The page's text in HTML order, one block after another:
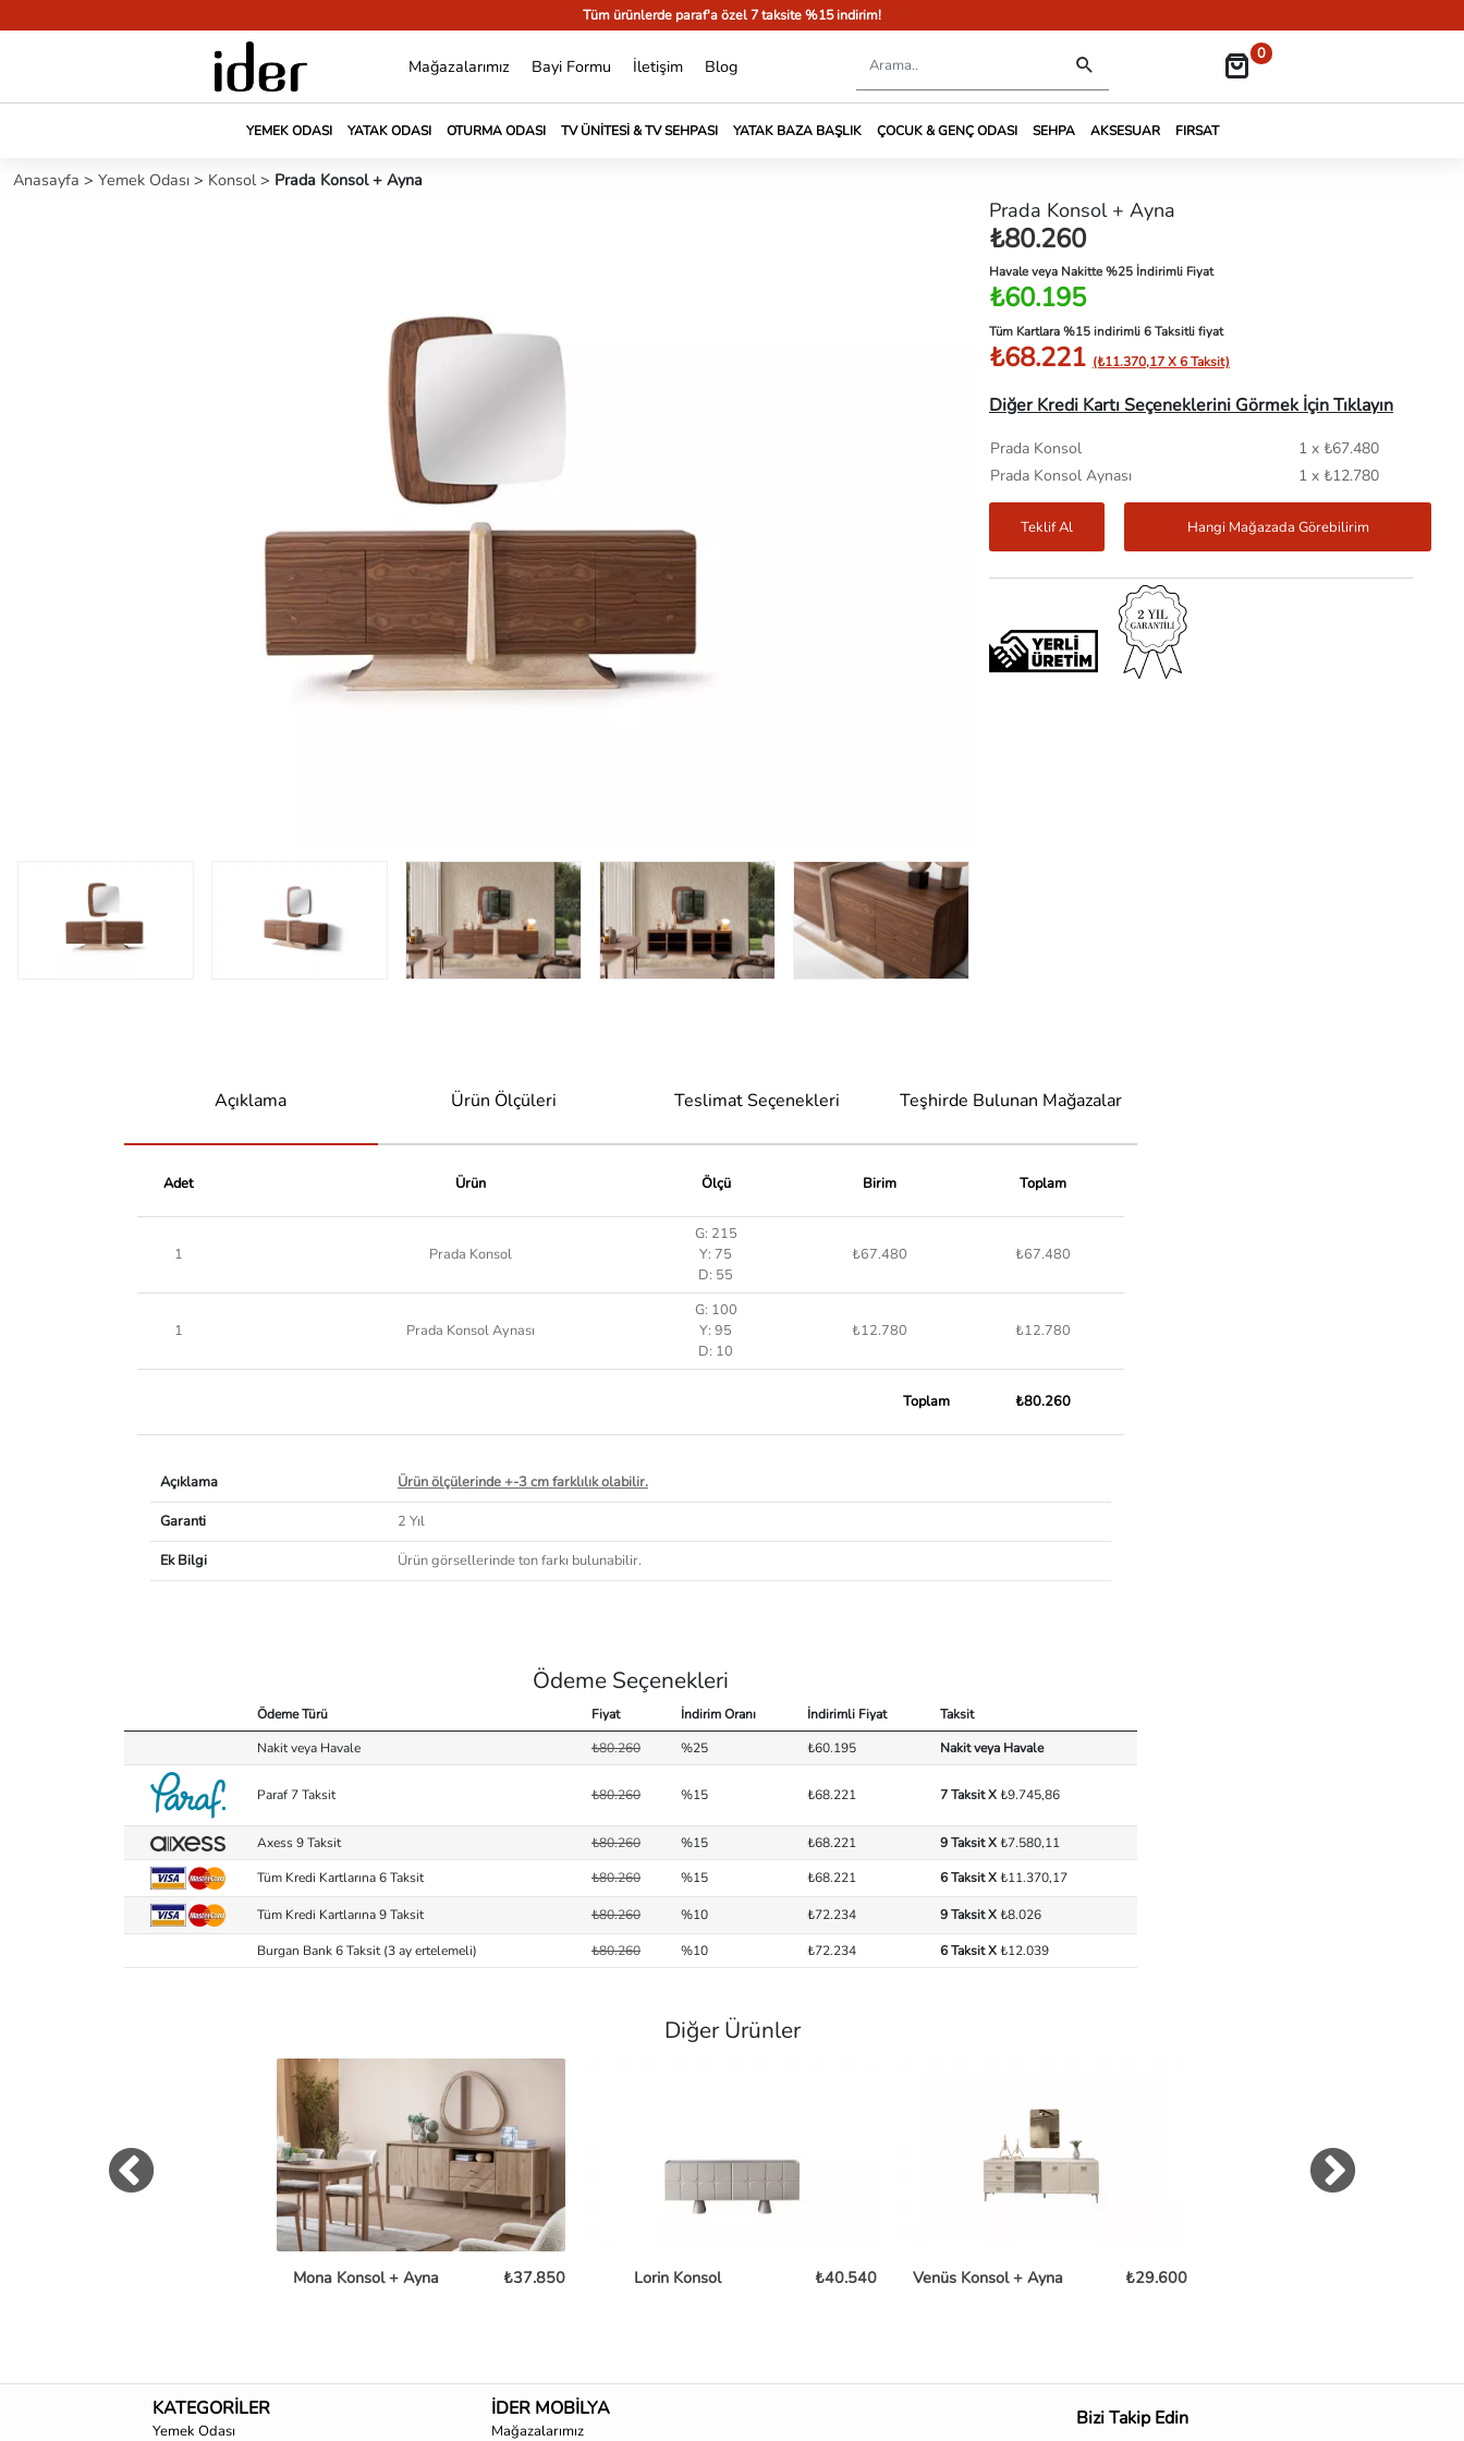
Tüm ürünlerde paraf'a özel 7 taksite %15 indirim!
Mağazalarımız Bayi Formu İletişim Blog
0
YEMEK ODASI YATAK ODASI OTURMA ODASI TV ÜNITESI & TV SEHPASI YATAK BAZA BAŞLIK ÇOCUK & GENÇ ODASI SEHPA AKSESUAR FIRSAT
Anasayfa > Yemek Odası > Konsol > Prada Konsol + Ayna
Prada Konsol + Ayna
₺80.260
Havale veya Nakitte %25 İndirimli Fiyat
₺60.195
Tüm Kartlara %15 indirimli 6 Taksitli fiyat
₺68.221 (₺11.370,17 X 6 Taksit)
Diğer Kredi Kartı Seçeneklerini Görmek İçin Tıklayın
Prada Konsol
1 x ₺67.480
Prada Konsol Aynası
1 x ₺12.780
Teklif Al Hangi Mağazada Görebilirim
Açıklama Ürün Ölçüleri Teslimat Seçenekleri Teşhirde Bulunan Mağazalar
Adet Ürün Ölçü Birim Toplam
1 Prada Konsol
G: 215
Y: 75
D: 55
₺67.480 ₺67.480
1 Prada Konsol Aynası
G: 100
Y: 95
D: 10
₺12.780 ₺12.780
Toplam ₺80.260
Açıklama
Ürün ölçülerinde +-3 cm farklılık olabilir.
Garanti
2 Yıl
Ek Bilgi
Ürün görsellerinde ton farkı bulunabilir.
Ödeme Seçenekleri
Ödeme Türü Fiyat İndirim Oranı İndirimli Fiyat
Taksit
Nakit veya Havale
₺80.260 %25 ₺60.195 Nakit veya Havale
Paraf 7 Taksit ₺80.260 %15 ₺68.221 7 Taksit X₺9.745,86
Axess 9 Taksit ₺80.260 %15 ₺68.221 9 Taksit X₺7.580,11
Tüm Kredi Kartlarına 6 Taksit
₺80.260 %15 ₺68.221 6 Taksit X₺11.370,17
Tüm Kredi Kartlarına 9 Taksit ₺80.260 %10 ₺72.234 9 Taksit X₺8.026
Burgan Bank 6 Taksit (3 ay ertelemeli) ₺80.260 %10 ₺72.234 6 Taksit X₺12.039
Diğer Ürünler
Mona Konsol + Ayna ₺37.850 Lorin Konsol ₺40.540 Venüs Konsol + Ayna ₺29.600
KATEGORİLER
Yemek Odası
İDER MOBİLYA
Mağazalarımız
Bizi Takip Edin